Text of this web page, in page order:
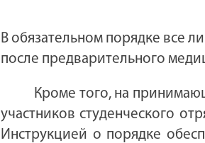
В обязательном порядке все
после предварительного
Кроме того, на
участников студенческого
Инструкцией о порядке